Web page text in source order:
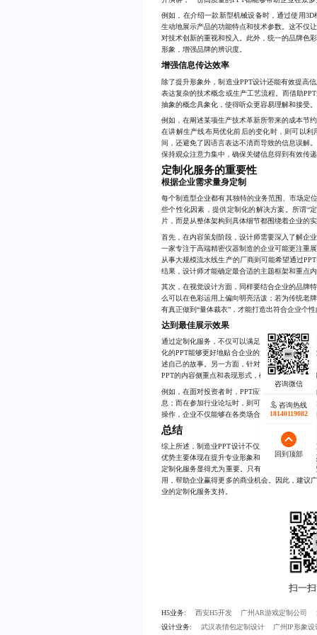
例如，在介绍一款新型机械设备时，通过使用
生动地展示产品的功能特点和技术参数。这不仅
对技术创新的重视和投入。此外，统一的品牌色
形象，增强品牌的辨识度。
增强信息传达效率
除了提升形象外，制造业PPT设计还能有效提高
表达复杂的技术概念或生产工艺流程。而借助
抽象的概念具象化，使得听众更容易理解和接受。
例如，在阐述某项生产技术革新所带来的成本节
在讲解生产线布局优化前后的变化时，则可以
间，还避免了因语言表达不清而导致的信息误解
保持观众注意力集中，确保关键信息得到有效传
定制化服务的重要性
根据企业需求量身定制
每个制造型企业都有其独特的业务范围、市场定
些个性化因素，提供定制化的解决方案。所谓“
片，而是从整体架构到具体细节都围绕着企业的
首先，在内容策划阶段，设计师需要深入了解企
一家专注于高端精密仪器制造的企业可能更注重
从事大规模流水线生产的厂商则可能希望通过
结果，设计师才能确定最合适的主题框架和重点
其次，在视觉设计方面，同样要结合企业的品牌
么可以在色彩运用上偏向明亮活泼；若为传统老
有真正做到“量体裁衣”，才能打造出符合企业个
达到最佳展示效果
通过定制化服务，不仅可以满足企业的特定需求
化的PPT能够更好地贴合企业的文化内涵，使整
述自己的故事。另一方面，针对不同场景下的应
PPT的内容侧重点和表现形式，确保每一次展示
例如，在面对投资者时，PPT应该侧重于展示公
息；而在参加行业论坛时，则可以更多地聚焦于
操作，企业不仅能够在各类场合中充分展示自身
总结
综上所述，制造业PPT设计不仅是企业对外展示
优势主要体现在提升专业形象和增强 信息传达效率
定制化服务显得尤为重要。只有根据企业实际情
用，帮助企业赢得更多的商业机会。因此，建议
业的定制化服务支持。
H5业务: 西安H5开发 广州AR游戏定制公司
设计业务:
武汉表情包定制设计 广州IP形象设
咨询热线
18140119082
回到顶部